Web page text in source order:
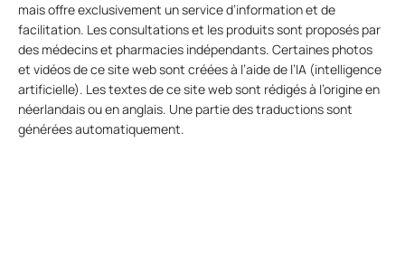
mais offre exclusivement un service d’information et de
facilitation. Les consultations et les produits sont proposés par
des médecins et pharmacies indépendants. Certaines photos
et vidéos de ce site web sont créées à l’aide de l’IA (intelligence
artificielle). Les textes de ce site web sont rédigés à l’origine en
néerlandais ou en anglais. Une partie des traductions sont
générées automatiquement.